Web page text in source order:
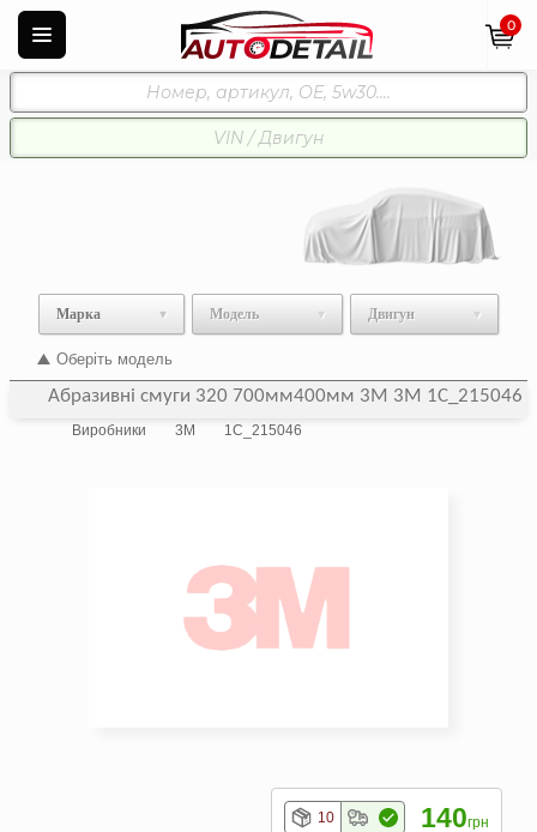
0
Марка Модель Двигун
Оберіть модель
Абразивні смуги 320 700мм400мм 3M 3M 1C_215046
Виробники 3M 1C_215046
10 140грн